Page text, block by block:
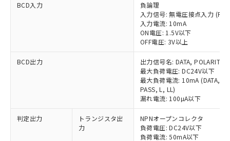
BCD入力
負論理
入力信号: 無電圧接点入力
入力電流: 10mA
ON電圧: 1.5V以下
OFF電圧: 3V以上
BCD出力
出力信号名: DATA, POLARITY,
最大負荷電圧: DC24V以下
最大負荷電流: 10mA (DATA,
PASS, L, LL)
漏れ電流: 100µA以下
判定出力
トランジスタ出
力
NPNオープンコレクタ
負荷電圧: DC24V以下
負荷電流: 50mA以下
以下の条件をお読みいただき、同意のうえ
ご利用ください。
本サービスは、当社制御機器事業取扱
商品の当社在庫状況および標準価格
(税抜)を提供させていただくもので
当社制御機器事業取扱商品の中には、
本サービスの対象外となる商品もある
対応予定：EU RoHS指令（10物質）の非含
有に対応した製品に切り替える予定のある
対応予定なし：EU RoHS指令（10物質）の
非含有に非対応の商品で、対応品を出す予
定はありません。
調査・確認中：EU RoHS指令（10物質）の
非含有の対応状況を調査中または確認中の
非該当品：ライセンス料など無形物で、有
害物質有無と関係のない商品です。
仕入先様の事情により、非含有部品として
いたものが、含有品と判明した場合などや
「○」：最大均質材料含有率が中国RoHSの
基準値以下であることを示します。
「×」：最大均質材料含有率が中国RoHSの
基準値を超えていることを示します。